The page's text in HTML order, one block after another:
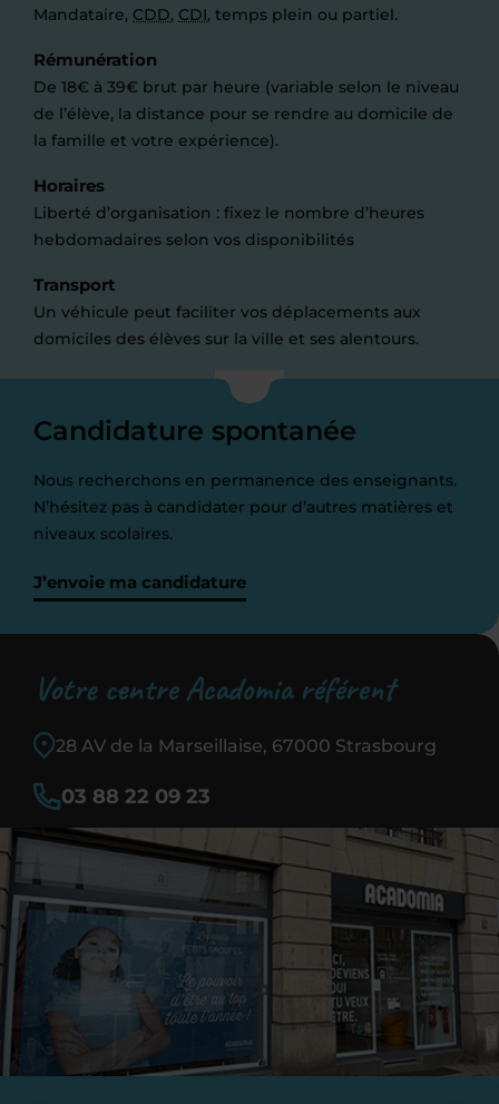
Mandataire, CDD, CDI, temps plein ou partiel.
Rémunération
De 18€ à 39€ brut par heure (variable selon le niveau
de l’élève, la distance pour se rendre au domicile de
la famille et votre expérience).
Horaires
Liberté d’organisation : fixez le nombre d’heures
hebdomadaires selon vos disponibilités
Transport
Un véhicule peut faciliter vos déplacements aux
domiciles des élèves sur la ville et ses alentours.
Candidature spontanée
Nous recherchons en permanence des enseignants.
N’hésitez pas à candidater pour d’autres matières et
niveaux scolaires.
J’envoie ma candidature
Votre centre Acadomia référent
28 AV de la Marseillaise, 67000 Strasbourg
03 88 22 09 23